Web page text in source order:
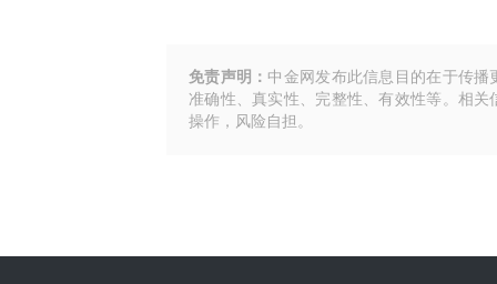
免责声明： 中金网发布此信息目的在于传
准确性、真实性、完整性、有效性等。相
操作，风险自担。